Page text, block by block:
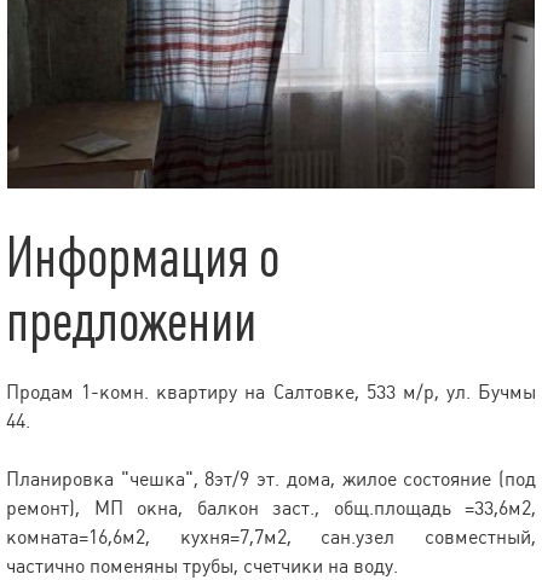
Информация о
предложении
Продам 1-комн. квартиру на Салтовке, 533 м/р, ул. Бучмы
44.
Планировка "чешка", 8эт/9 эт. дома, жилое состояние (под
ремонт), МП окна, балкон заст., общ.площадь =33,6м2,
комната=16,6м2, кухня=7,7м2, сан.узел совместный,
частично поменяны трубы, счетчики на воду.